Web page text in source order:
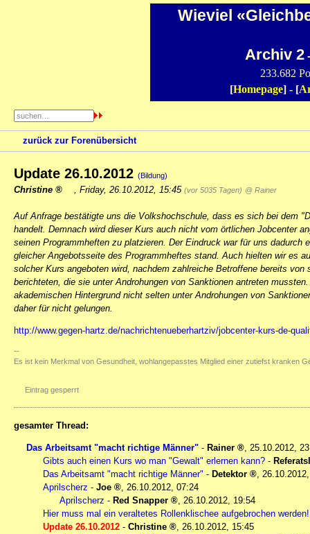
Wieviel
Archiv 2
233.682
[Homepage] - [
zurück zur Forenübersicht
Update 26.10.2012 (Bildung)
Christine Friday, 26.10.2012, 15:45 (vor 5035 Tagen) @ Rainer
Auf Anfrage bestätigte uns die Volkshochschule, dass es sich bei dem
handelt. Demnach wird dieser Kurs auch nicht vom örtlichen Jobcenter
seinen Programmheften zu platzieren. Der Eindruck war für uns
gleicher Angebotsseite des Programmheftes stand. Auch hielten wir es
solcher Kurs angeboten wird, nachdem zahlreiche Betroffene bereits
berichteten, die sie unter Androhungen von Sanktionen antreten
akademischen Hintergrund nicht selten unter Androhungen von
daher für nicht gelungen.
http://www.gegen-hartz.de/nachrichtenueberhartziv/jobcenter-kurs-de-
--
Es ist kein Merkmal von Gesundheit, wohlangepasstes Mitglied einer zutiefst kranken
Eintrag gesperrt
gesamter Thread:
Das Arbeitsamt "macht richtige Männer" - Rainer , 25.10.2012,
Gibts auch einen Kurs wo man "Gewalt" erlernen kann? -
Das Arbeitsamt "macht richtige Männer" - Detektor ,
Aprilscherz - Joe , 26.10.2012, 07:24
Aprilscherz - Red Snapper , 26.10.2012, 19:54
Hier muss mal ein veraltetes Rollenklischee aufgebrochen werden!
Update 26.10.2012 - Christine , 26.10.2012, 15:45